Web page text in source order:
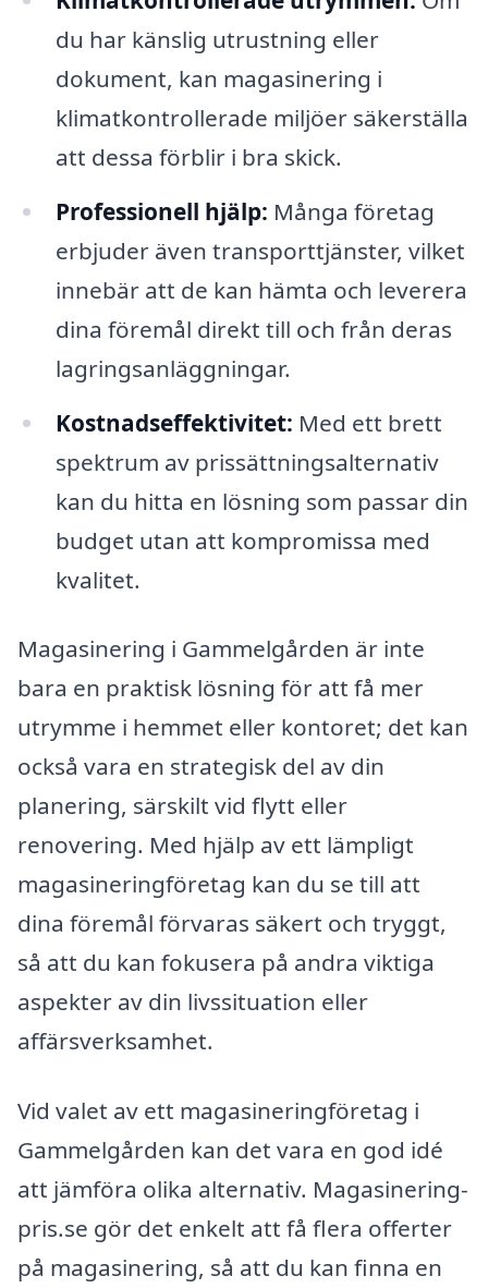
du har känslig utrustning eller
dokument, kan magasinering i
klimatkontrollerade miljöer säkerställa
att dessa förblir i bra skick.
Professionell hjälp: Många företag
erbjuder även transporttjänster, vilket
innebär att de kan hämta och leverera
dina föremål direkt till och från deras
lagringsanläggningar.
Kostnadseffektivitet: Med ett brett
spektrum av prissättningsalternativ
kan du hitta en lösning som passar din
budget utan att kompromissa med
kvalitet.
Magasinering i Gammelgården är inte
bara en praktisk lösning för att få mer
utrymme i hemmet eller kontoret; det kan
också vara en strategisk del av din
planering, särskilt vid flytt eller
renovering. Med hjälp av ett lämpligt
magasineringföretag kan du se till att
dina föremål förvaras säkert och tryggt,
så att du kan fokusera på andra viktiga
aspekter av din livssituation eller
affärsverksamhet.
Vid valet av ett magasineringföretag i
Gammelgården kan det vara en god idé
att jämföra olika alternativ. Magasinering-
pris.se gör det enkelt att få flera offerter
på magasinering, så att du kan finna en